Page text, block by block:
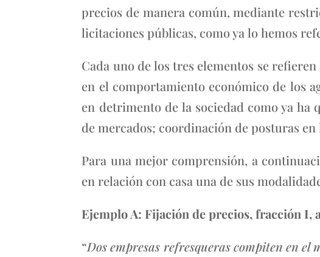
precios de manera común, mediante
licitaciones públicas, como ya lo hemos
Cada uno de los tres elementos se
en el comportamiento económico de los
en detrimento de la sociedad como ya
de mercados; coordinación de posturas
Para una mejor comprensión, a
en relación con casa una de sus
Ejemplo A: Fijación de precios, fracción I,
“Dos empresas refresqueras compiten en el